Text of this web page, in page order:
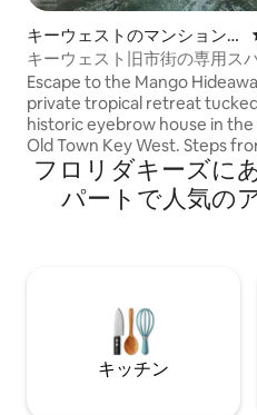
キーウェストのマンション・
アパート
キーウェスト旧市街の専用ス
ート
Escape to the Mango
private tropical retreat
historic eyebrow house in
Old Town Key West. Steps
Duval Street and iconic
the Hemingway Home and
Square, this charming junior
bathroom. But the real magic
beyond the French doors:
outdoor oasis
フロリダキーズに
パートで人気の
キッチン